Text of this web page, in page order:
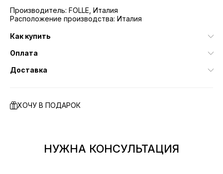
Производитель: FOLLE, Италия
Расположение производства: Италия
Как купить
Оплата
Доставка
ХОЧУ В ПОДАРОК
НУЖНА КОНСУЛЬТАЦИЯ